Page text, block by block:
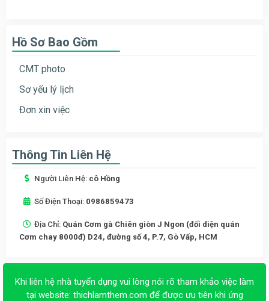
Hồ Sơ Bao Gồm
CMT photo
Sơ yếu lý lịch
Đơn xin việc
Thông Tin Liên Hệ
Người Liên Hệ: cô Hồng
Số Điện Thoại: 0986859473
Địa Chỉ: Quán Cơm gà Chiên giòn J Ngon (đối diện quán
Cơm chay 8000đ) D24, đường số 4, P.7, Gò Vấp, HCM
Khi liên hệ nhà tuyển dụng vui lòng nói rõ tham khảo việc làm
tại website: thichlamthem.com để được ưu tiên khi ứng